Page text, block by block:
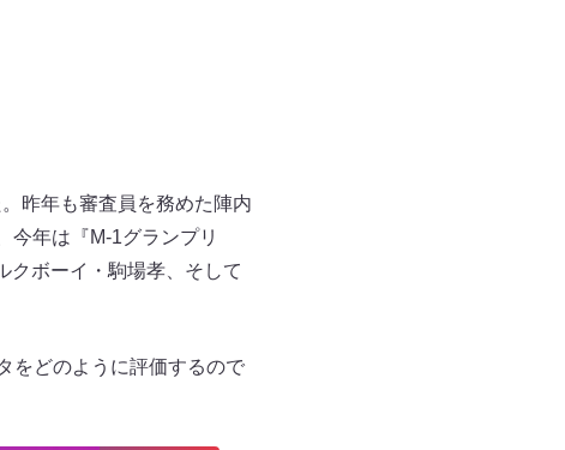
昨年も審査員を務めた陣内
今年は『M-1グランプリ
クボーイ・駒場孝、そして
をどのように評価するので